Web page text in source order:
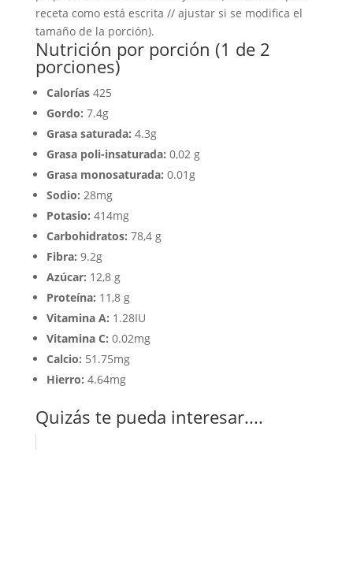
receta como está escrita // ajustar si se modifica el
tamaño de la porción).
Nutrición por porción (1 de 2
porciones)
Calorías425
Gordo: 7.4g
Grasa saturada: 4.3g
Grasa poli-insaturada: 0,02 g
Grasa monosaturada: 0.01g
Sodio: 28mg
Potasio: 414mg
Carbohidratos: 78,4 g
Fibra: 9.2g
Azúcar: 12,8 g
Proteína: 11,8 g
Vitamina A: 1.28IU
Vitamina C: 0.02mg
Calcio: 51.75mg
Hierro: 4.64mg
Quizás te pueda interesar....